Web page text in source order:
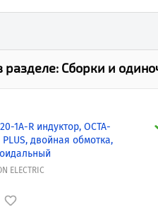
разделе: Сборки и
1A-R индуктор, OCTA-
PLUS, двойная обмотка,
ELECTRIC